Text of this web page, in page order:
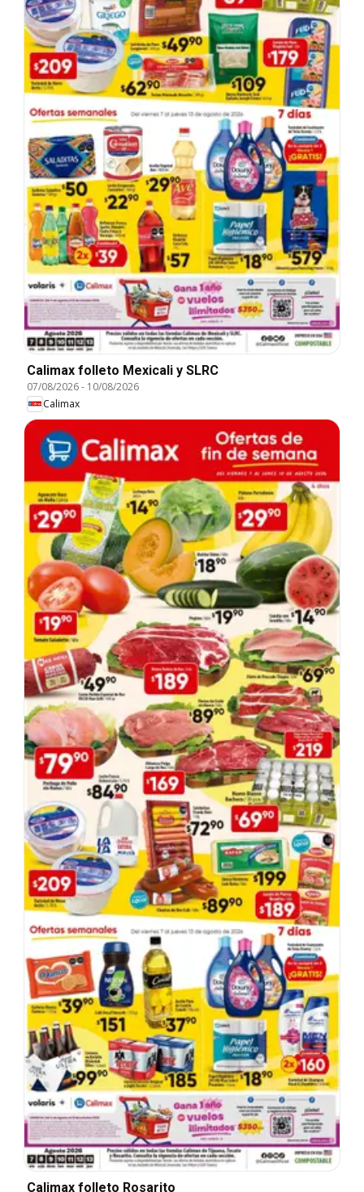
Calimax folleto Mexicali y SLRC
07/08/2026- 10/08/2026
Calimax
Calimax folleto Rosarito